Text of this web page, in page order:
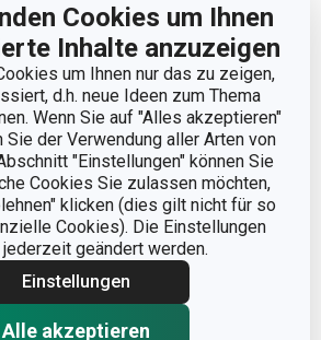
Cookies um Ihnen
Inhalte anzuzeigen
um Ihnen nur das zu zeigen,
d.h. neue Ideen zum Thema
Wenn Sie auf "Alles akzeptieren"
der Verwendung aller Arten von
"Einstellungen" können Sie
Cookies Sie zulassen möchten,
klicken (dies gilt nicht für so
Cookies). Die Einstellungen
jederzeit geändert werden.
Einstellungen
Alle akzeptieren
Pizzastein DELÍCIA